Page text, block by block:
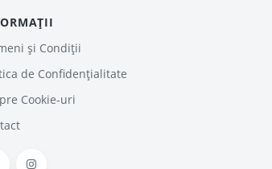
și Condiții
de Confidențialitate
Cookie-uri